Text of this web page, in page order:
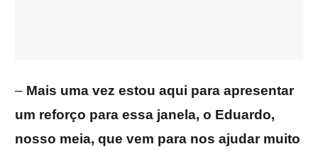
– Mais uma vez estou aqui para apresentar
um reforço para essa janela, o Eduardo,
nosso meia, que vem para nos ajudar muito